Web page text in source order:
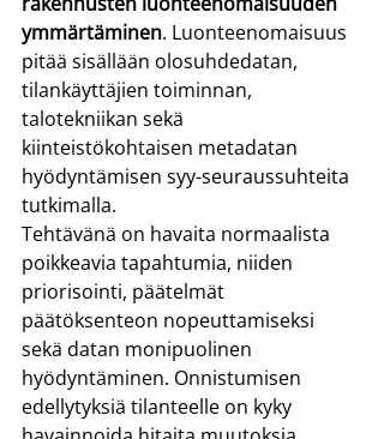
ymmärtäminen. Luonteenomaisuus
pitää sisällään olosuhdedatan,
tilankäyttäjien toiminnan,
talotekniikan sekä
kiinteistökohtaisen metadatan
hyödyntämisen syy-seuraussuhteita
tutkimalla.
Tehtävänä on havaita normaalista
poikkeavia tapahtumia, niiden
priorisointi, päätelmät
päätöksenteon nopeuttamiseksi
sekä datan monipuolinen
hyödyntäminen. Onnistumisen
edellytyksiä tilanteelle on kyky